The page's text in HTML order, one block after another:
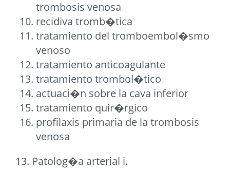
trombosis venosa
recidiva tromb�tica
tratamiento del tromboembol�smo
venoso
tratamiento anticoagulante
tratamiento trombol�tico
actuaci�n sobre la cava inferior
tratamiento quir�rgico
profilaxis primaria de la trombosis
venosa
13. Patolog�a arterial i.